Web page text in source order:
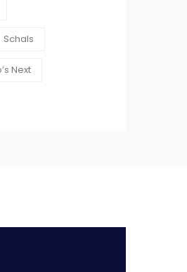
Schals
Next